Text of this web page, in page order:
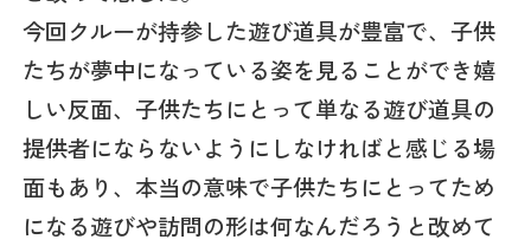
今回クルーが持参した遊び道具が豊富で、子供
たちが夢中になっている姿を見ることができ嬉
しい反面、子供たちにとって単なる遊び道具の
提供者にならないようにしなければと感じる場
面もあり、本当の意味で子供たちにとってため
になる遊びや訪問の形は何なんだろうと改めて